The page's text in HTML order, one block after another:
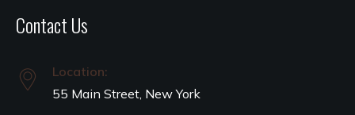
Contact Us
Location:
55 Main Street, New York